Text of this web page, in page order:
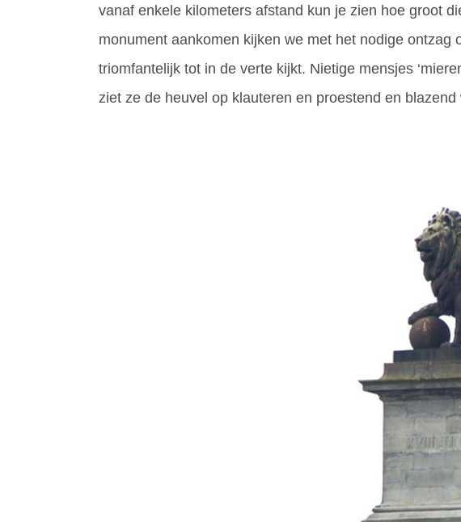
vanaf enkele kilometers afstand kun je zien hoe groot
monument aankomen kijken we met het nodige ontzag
triomfantelijk tot in de verte kijkt. Nietige mensjes
ziet ze de heuvel op klauteren en proestend en blazend